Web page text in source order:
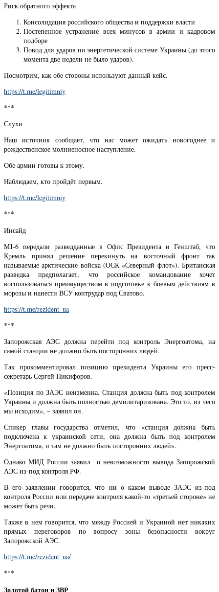
Риск обратного эффекта
Консолидация российского общества и поддержки власти
Постепенное устранение всех минусов в армии и кадровом
подборе
Повод для ударов по энергетической системе Украины (до этого
момента две недели не было ударов).
Посмотрим, как обе стороны используют данный кейс.
https://t.me/legitimniy
***
Слухи
Наш источник сообщает, что нас может ожидать новогоднее и
рождественское молниеносное наступление.
Обе армии готовы к этому.
Наблюдаем, кто пройдёт первым.
https://t.me/legitimniy
***
Инсайд
MI-6 передали разведданные в Офис Президента и Генштаб, что
Кремль принял решение перекинуть на восточный фронт так
называемые арктические войска (ОСК «Северный флот»). Британская
разведка предполагает, что российское командование хочет
воспользоваться преимуществом в подготовке к боевым действиям в
морозы и нанести ВСУ контрудар под Сватово.
https://t.me/rezident_ua
***
Запорожская АЭС должна перейти под контроль Энергоатома, на
самой станции не должно быть посторонних людей.
Так прокомментировал позицию президента Украины его пресс-
секретарь Сергей Никифоров.
«Позиция по ЗАЭС неизменна. Станция должна быть под контролем
Украины и должна быть полностью демилитаризована. Это то, из чего
мы исходим», – заявил он.
Спикер главы государства отметил, что «станция должна быть
подключена к украинской сети, она должна быть под контролем
Энергоатома, и там не должно быть посторонних людей».
Однако МИД России заявил о невозможности вывода Запорожской
АЭС из-под контроля РФ.
В его заявлении говорится, что ни о каком выводе ЗАЭС из-под
контроля России или передаче контроля какой-то «третьей стороне» не
может быть речи.
Также в нем говорится, что между Россией и Украиной нет никаких
прямых переговоров по вопросу зоны безопасности вокруг
Запорожской АЭС.
https://t.me/rezident_ua/
***
Золотой батон и ЗВР